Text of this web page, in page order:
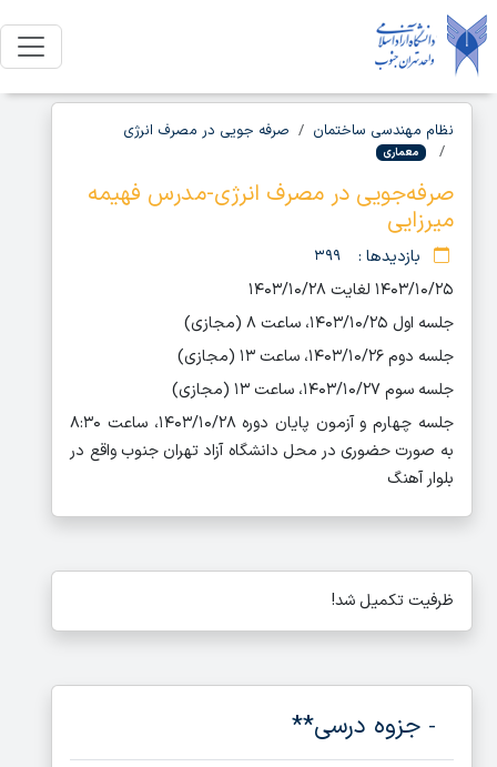
نظام مهندسی ساختمان صرفه جویی در مصرف انرژی
معماری
صرفه‌جویی در مصرف انرژی-مدرس فهیمه
میرزایی
بازدیدها : ۳۹۹
۱۴۰۳/۱۰/۲۵ لغایت ۱۴۰۳/۱۰/۲۸
جلسه اول ۱۴۰۳/۱۰/۲۵، ساعت ۸ (مجازی)
جلسه دوم ۱۴۰۳/۱۰/۲۶، ساعت ۱۳ (مجازی)
جلسه سوم ۱۴۰۳/۱۰/۲۷، ساعت ۱۳ (مجازی)
جلسه چهارم و آزمون پایان دوره ۱۴۰۳/۱۰/۲۸، ساعت ۸:۳۰
به صورت حضوری در محل دانشگاه آزاد تهران جنوب واقع در
بلوار آهنگ
ظرفیت تکمیل شد!
- جزوه درسی**